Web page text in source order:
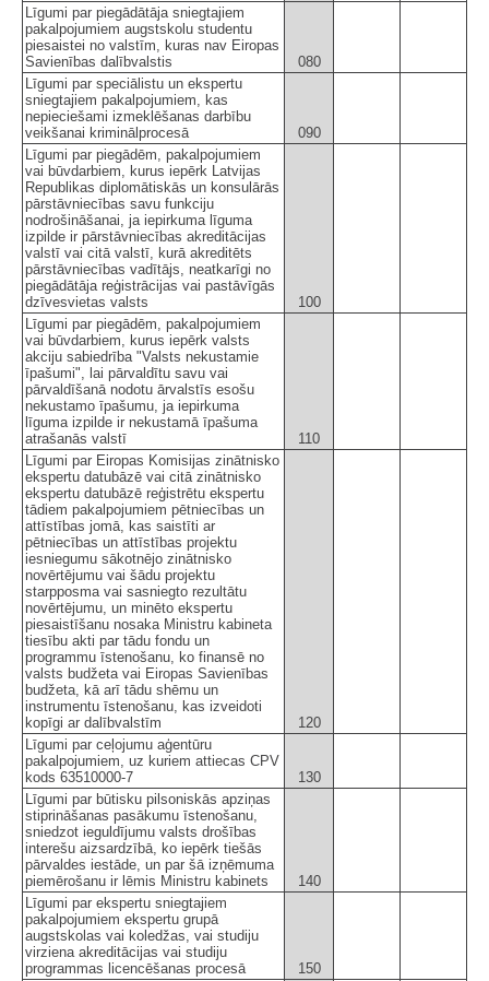
Līgumi par piegādātāja sniegtajiem
pakalpojumiem augstskolu studentu
piesaistei no valstīm, kuras nav Eiropas
Savienības dalībvalstis
080
Līgumi par speciālistu un ekspertu
sniegtajiem pakalpojumiem, kas
nepieciešami izmeklēšanas darbību
veikšanai kriminālprocesā
090
Līgumi par piegādēm, pakalpojumiem
vai būvdarbiem, kurus iepērk Latvijas
Republikas diplomātiskās un konsulārās
pārstāvniecības savu funkciju
nodrošināšanai, ja iepirkuma līguma
izpilde ir pārstāvniecības akreditācijas
valstī vai citā valstī, kurā akreditēts
pārstāvniecības vadītājs, neatkarīgi no
piegādātāja reģistrācijas vai pastāvīgās
dzīvesvietas valsts
100
Līgumi par piegādēm, pakalpojumiem
vai būvdarbiem, kurus iepērk valsts
akciju sabiedrība "Valsts nekustamie
īpašumi", lai pārvaldītu savu vai
pārvaldīšanā nodotu ārvalstīs esošu
nekustamo īpašumu, ja iepirkuma
līguma izpilde ir nekustamā īpašuma
atrašanās valstī
110
Līgumi par Eiropas Komisijas zinātnisko
ekspertu datubāzē vai citā zinātnisko
ekspertu datubāzē reģistrētu ekspertu
tādiem pakalpojumiem pētniecības un
attīstības jomā, kas saistīti ar
pētniecības un attīstības projektu
iesniegumu sākotnējo zinātnisko
novērtējumu vai šādu projektu
starpposma vai sasniegto rezultātu
novērtējumu, un minēto ekspertu
piesaistīšanu nosaka Ministru kabineta
tiesību akti par tādu fondu un
programmu īstenošanu, ko finansē no
valsts budžeta vai Eiropas Savienības
budžeta, kā arī tādu shēmu un
instrumentu īstenošanu, kas izveidoti
kopīgi ar dalībvalstīm
120
Līgumi par ceļojumu aģentūru
pakalpojumiem, uz kuriem attiecas CPV
kods 63510000-7
130
Līgumi par būtisku pilsoniskās apziņas
stiprināšanas pasākumu īstenošanu,
sniedzot ieguldījumu valsts drošības
interešu aizsardzībā, ko iepērk tiešās
pārvaldes iestāde, un par šā izņēmuma
piemērošanu ir lēmis Ministru kabinets
140
Līgumi par ekspertu sniegtajiem
pakalpojumiem ekspertu grupā
augstskolas vai koledžas, vai studiju
virziena akreditācijas vai studiju
programmas licencēšanas procesā
150